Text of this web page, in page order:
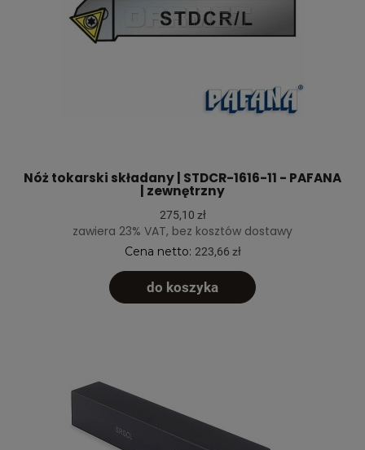
Nóż tokarski składany | STDCR-1616-11 - PAFANA
| zewnętrzny
275,10 zł
zawiera 23% VAT, bez kosztów dostawy
Cena netto: 223,66 zł
do koszyka